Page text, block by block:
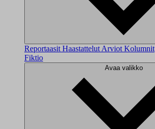
Reportaasit Haastattelut Arviot Kolumnit
Fiktio
Avaa valikko